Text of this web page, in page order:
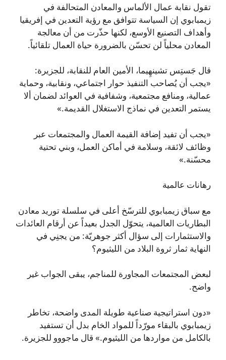
تقول نقابة عمال الألماس والمعادن المتحالفة في
زيمبابوي إن السياسة تتوافق مع رؤية التعدين في إفريقيا
وأهداف التصنيع الأوسع، لكنها حذّرت من أن معالجة
المعادن محلياً لن تحسّن بالضرورة حياة العمال تلقائياً.
قال جَستِس تشينهِيما، الأمين العام للنقابة، للجزيرة:
«يجب أن يُصاحب التنفيذ حوار اجتماعي، ونقابية، وحماية
عمالية، ومنافع مجتمعية، وشفافية في العوائد لضمان ألا
يستمر التعدين في نماذج الاستغلال القديمة.»
«يجب أن تفيد إضافة القيمة العمال والمجتمعات عبر
وظائف لائقة، وسلامة في أماكن العمل، وبني تحتية
محسّنة.»
رهانات عالمية
مع سباق زيمبابوي للترسّخ أعلى في سلسلة توريد معادن
البطاريات العالمية، يتحوّل الجدل بعيداً عن أرقام العائدات
والاستثمارات إلى سؤال أكثر جوهريّة: من يجنِي في
النهاية ثمار ثروة البلاد من الليثيوم؟
لبعض المجتمعات المجاورة للمناجم، يبقى الجواب غير
واضح.
«دون استراتيجية صناعية طويلة المدى واضحة، تخاطر
زيمبابوي بالبقاء مورّداً للمواد الخام بدل أن تستفيد
بالكامل من مواردها من الليثيوم.» قال ماجووو للجزيرة.